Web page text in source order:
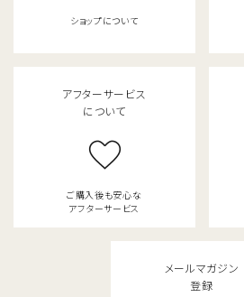
ショップについて
アフターサービス
について
ご購入後も安心な
アフターサービス
メールマガジン
登録